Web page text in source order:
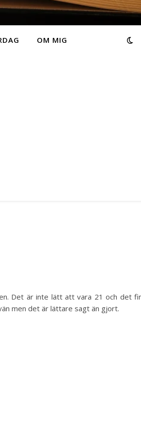
OM MIG
Det är inte lätt att vara 21 och det
men det är lättare sagt än gjort.